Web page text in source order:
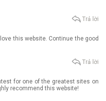
this website. Continue the good
Trả lời
for one of the greatest sites on
recommend this website!
Trả lời